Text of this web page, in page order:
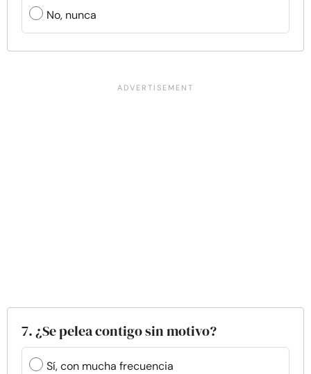
No, nunca
7. ¿Se pelea contigo sin motivo?
Sí, con mucha frecuencia